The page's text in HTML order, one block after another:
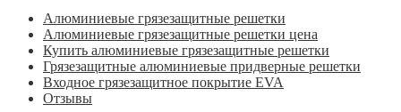
Алюминиевые грязезащитные решетки
Алюминиевые грязезащитные решетки цена
Купить алюминиевые грязезащитные решетки
Грязезащитные алюминиевые придверные решетки
Входное грязезащитное покрытие EVA
Отзывы